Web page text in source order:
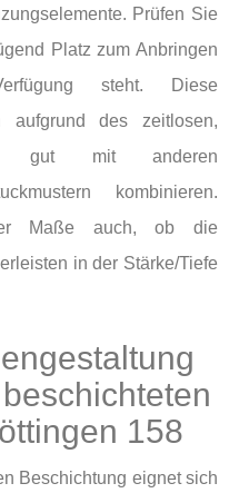
Prüfen Sie
Platz zum Anbringen
steht. Diese
aufgrund des zeitlosen,
gut mit anderen
kombinieren.
Maße auch, ob die
in der Stärke/Tiefe
158
Beschichtung eignet sich